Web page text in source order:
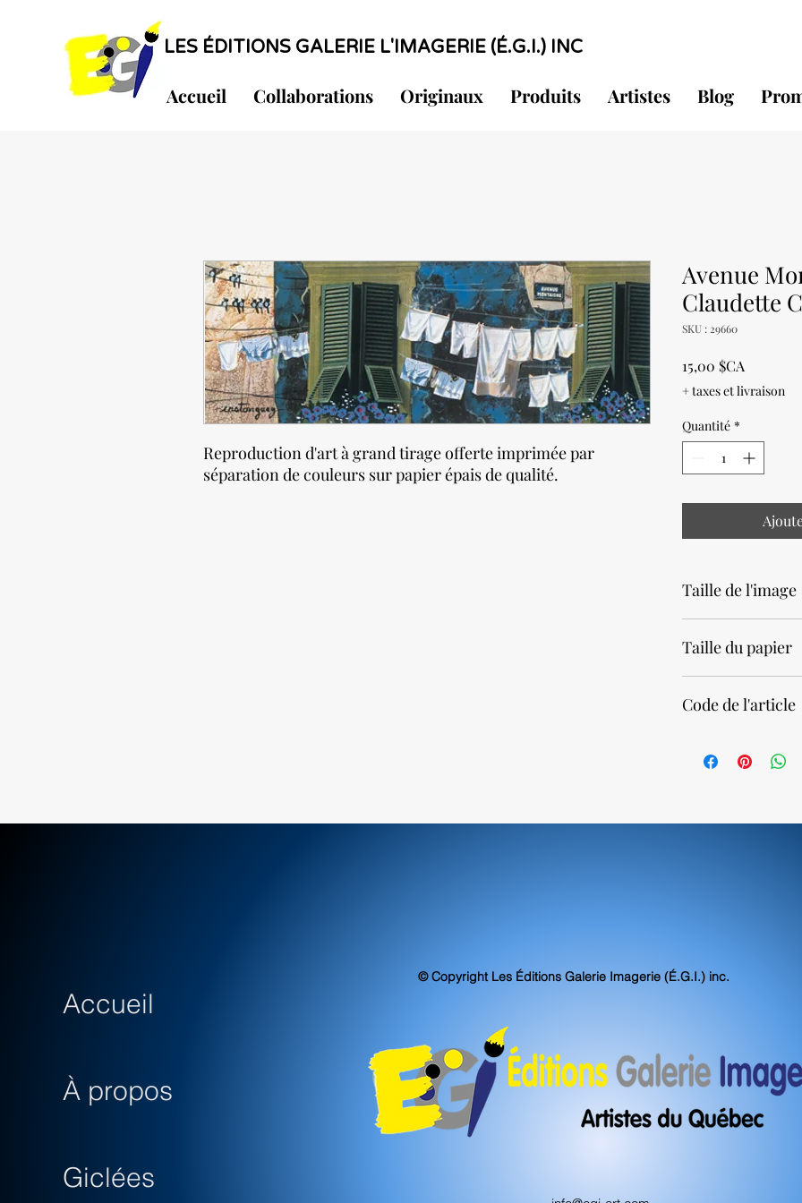
LES ÉDITIONS GALERIE L'IMAGERIE (É.G.I.) INC
Accueil Collaborations Originaux Produits Artistes Blog
Reproduction d'art à grand tirage offerte imprimée par
séparation de couleurs sur papier épais de qualité.
Avenue
Claudette
SKU : 29660
15,00 $CA
+ taxes et livraison
Quantité *
Taille de l'image
Taille du papier
Code de l'article
Accueil
À propos
Giclées
© Copyright Les Éditions Galerie Imagerie (É.G.I.) inc.